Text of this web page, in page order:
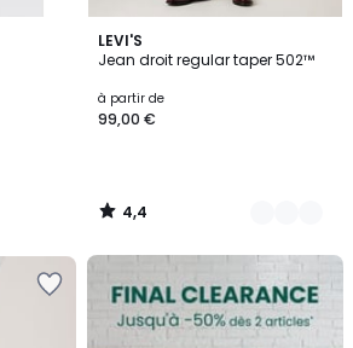
LEVI'S
Jean droit regular taper 502™
à partir de
99,00 €
4,4
/ 5
7
Couleurs
4,4
/
FINAL
CLEARANCE